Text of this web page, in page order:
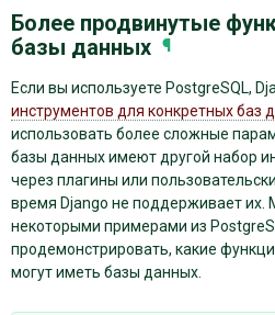
Более продвинутые
базы данных ¶
Если вы используете PostgreSQL,
инструментов для конкретных баз
использовать более сложные
базы данных имеют другой набор
через плагины или
время Django не поддерживает их.
некоторыми примерами из
продемонстрировать, какие
могут иметь базы данных.